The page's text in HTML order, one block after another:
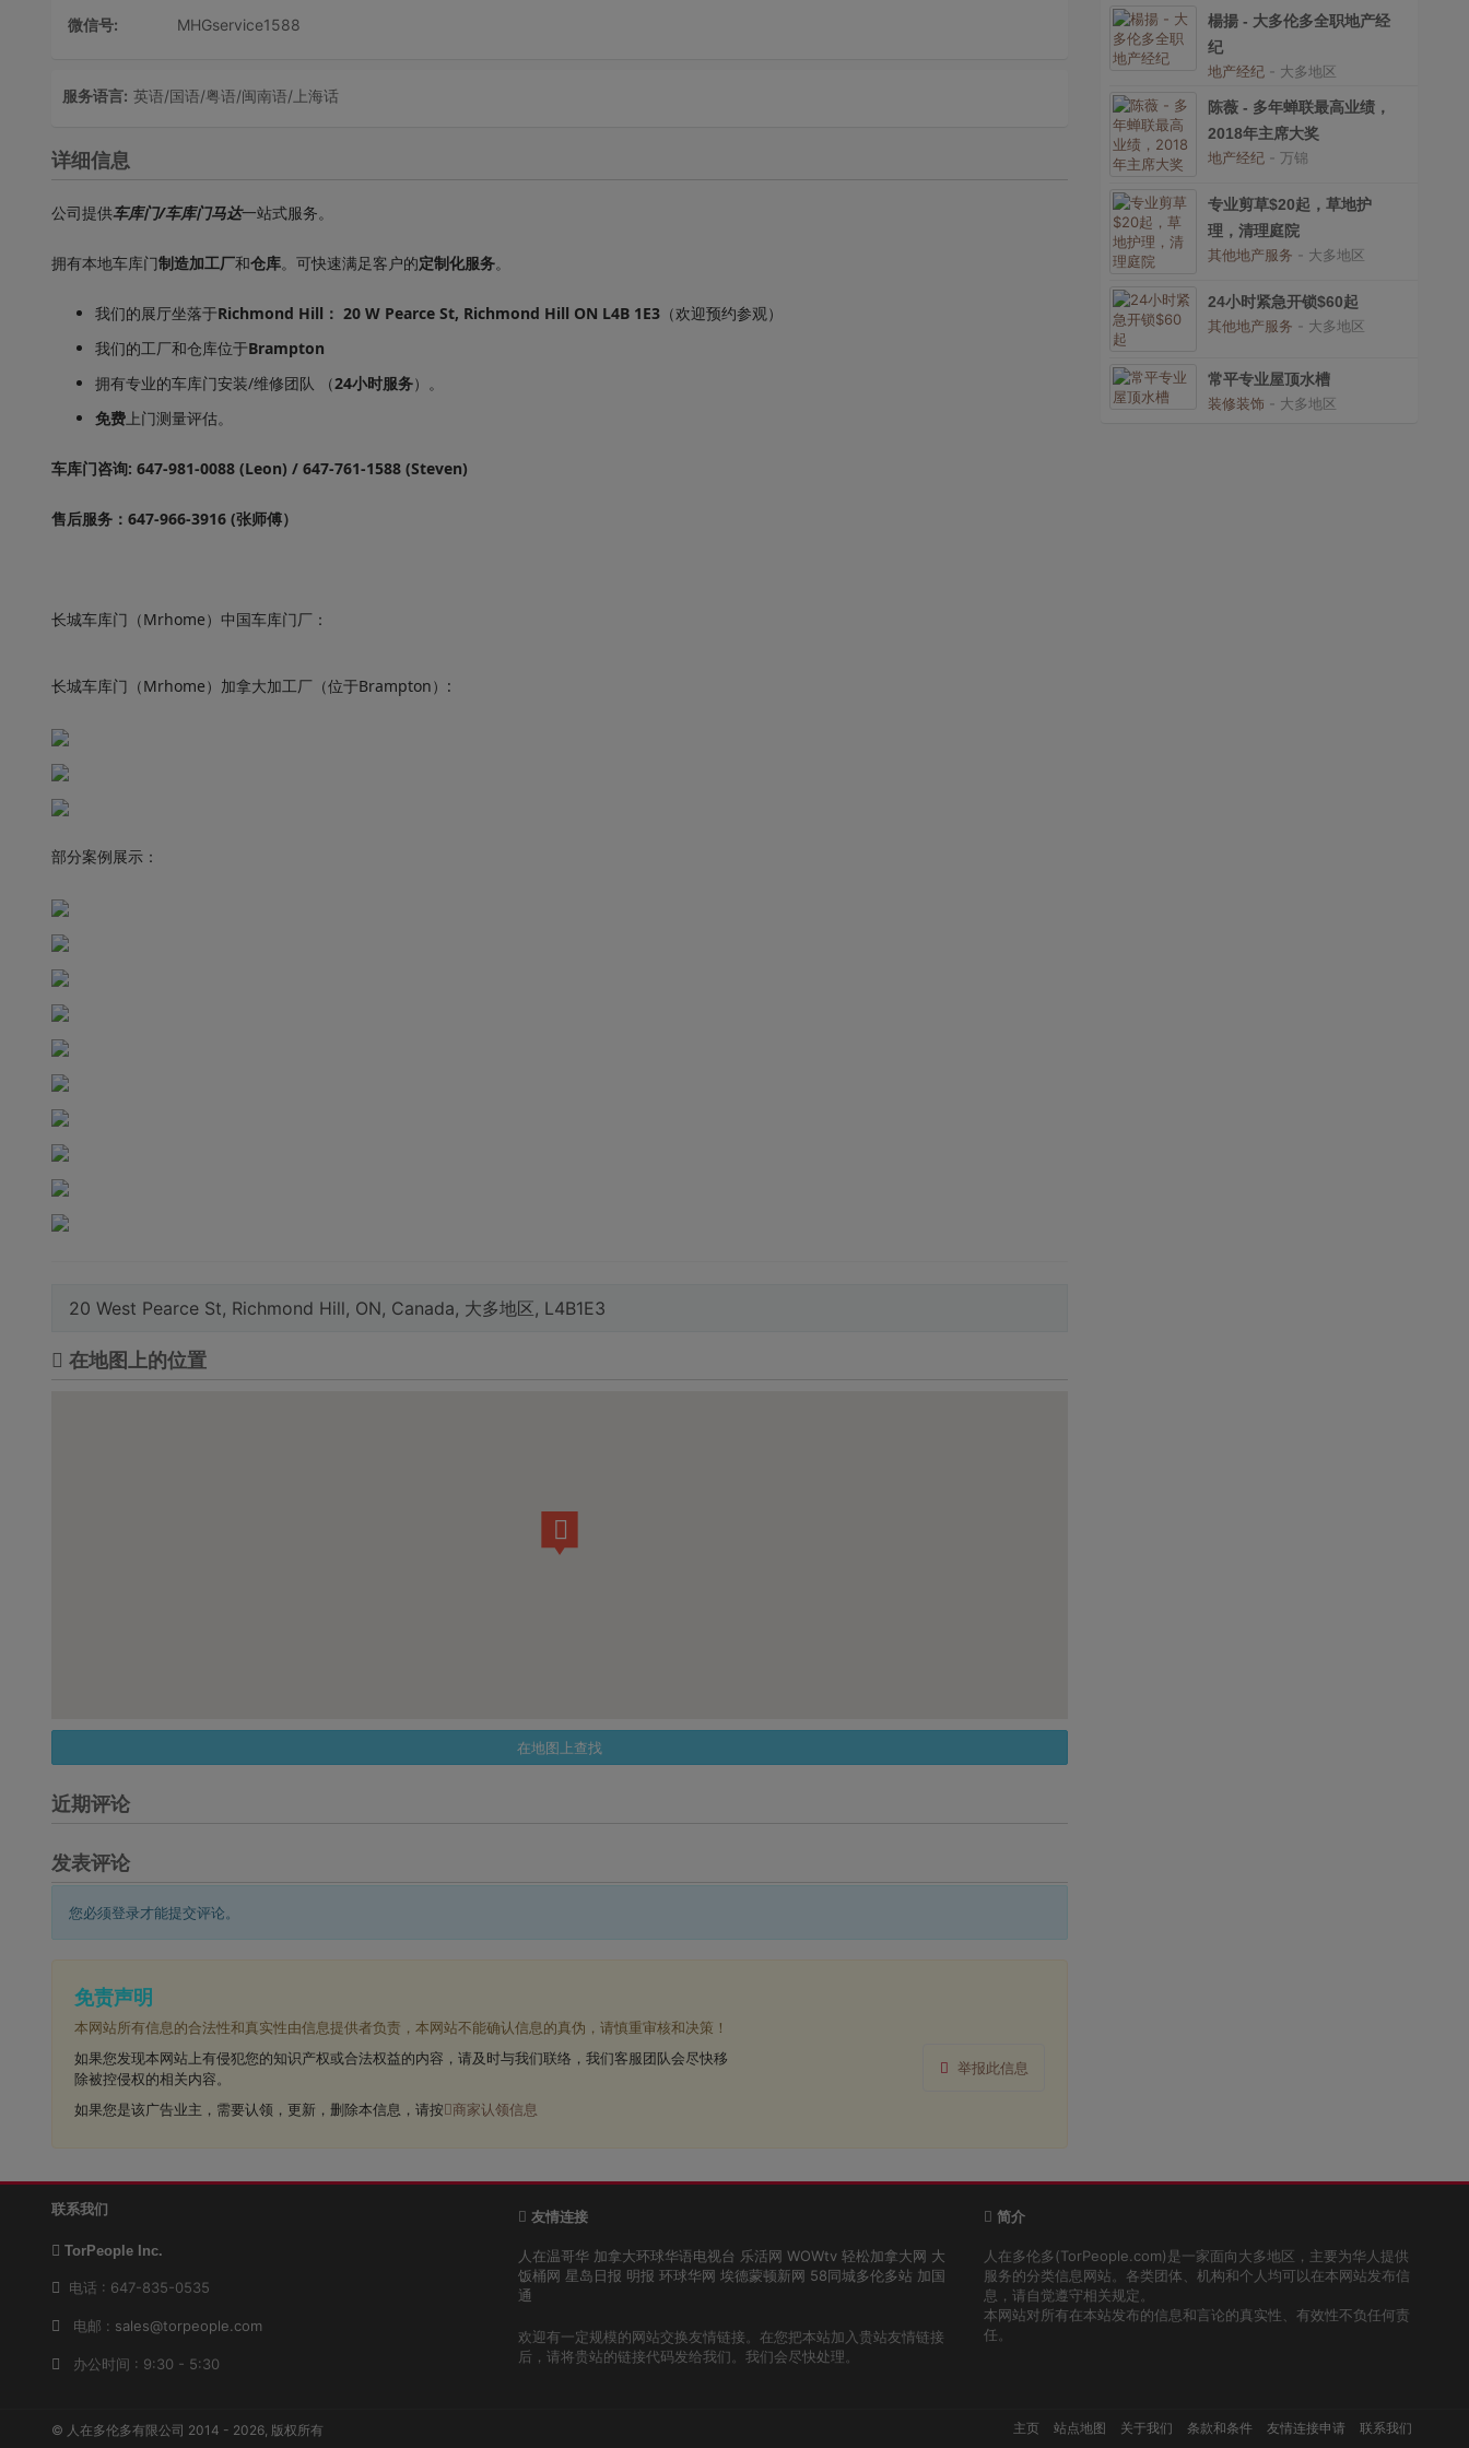
微信号: MHGservice1588
服务语言: 英语/国语/粤语/闽南语/上海话
详细信息
公司提供车库门/车库门马达一站式服务。
拥有本地车库门制造加工厂和仓库。可快速满足客户的定制化服务。
我们的展厅坐落于Richmond Hill： 20 W Pearce St, Richmond Hill ON L4B 1E3 （欢迎预约参观）
我们的工厂和仓库位于Brampton
拥有专业的车库门安装/维修团队 （24小时服务）。
免费上门测量评估。
车库门咨询: 647-981-0088 (Leon) / 647-761-1588 (Steven)
售后服务：647-966-3916 (张师傅）
长城车库门（Mrhome）中国车库门厂：
长城车库门（Mrhome）加拿大加工厂（位于Brampton）:
部分案例展示：
20 West Pearce St, Richmond Hill, ON, Canada, 大多地区, L4B1E3
在地图上的位置
在地图上查找
近期评论
发表评论
您必须登录才能提交评论。
免责声明
本网站所有信息的合法性和真实性由信息提供者负责，本网站不能确认信息的真伪，请慎重审核和决策！
如果您发现本网站上有侵犯您的知识产权或合法权益的内容，请及时与我们联络，我们客服团队会尽快移
除被控侵权的相关内容。
举报此信息
如果您是该广告业主，需要认领，更新，删除本信息，请按 商家认领信息
楊揚 - 大多伦多全职地产经
纪
地产经纪 - 大多地区
陈薇 - 多年蝉联最高业绩，
2018年主席大奖
地产经纪 - 万锦
专业剪草$20起，草地护
理，清理庭院
其他地产服务 - 大多地区
24小时紧急开锁$60起
其他地产服务 - 大多地区
常平专业屋顶水槽
装修装饰 - 大多地区
联系我们
TorPeople Inc.
电话 : 647-835-0535
电邮 : sales@torpeople.com
办公时间 : 9:30 - 5:30
友情连接
人在温哥华 加拿大环球华语电视台 乐活网 WOWtv 轻松加拿大网 大
饭桶网 星岛日报 明报 环球华网 埃德蒙顿新网 58同城多伦多站 加国
通
欢迎有一定规模的网站交换友情链接。在您把本站加入贵站友情链接
后，请将贵站的链接代码发给我们。我们会尽快处理。
简介
人在多伦多(TorPeople.com)是一家面向大多地区，主要为华人提供
服务的分类信息网站。各类团体、机构和个人均可以在本网站发布信
息，请自觉遵守相关规定。
本网站对所有在本站发布的信息和言论的真实性、有效性不负任何责
任。
© 人在多伦多有限公司 2014 - 2026, 版权所有 主页 站点地图 关于我们 条款和条件 友情连接申请 联系我们